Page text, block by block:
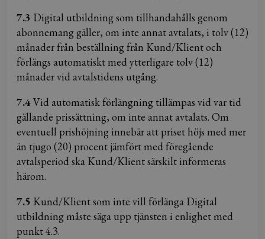
7.3 Digital utbildning som tillhandahålls genom
abonnemang gäller, om inte annat avtalats, i tolv (12)
månader från beställning från Kund/Klient och
förlängs automatiskt med ytterligare tolv (12)
månader vid avtalstidens utgång.
7.4Vid automatisk förlängning tillämpas vid var tid
gällande prissättning, om inte annat avtalats. Om
eventuell prishöjning innebär att priset höjs med mer
än tjugo (20) procent jämfört med föregående
avtalsperiod ska Kund/Klient särskilt informeras
härom.
7.5 Kund/Klient som inte vill förlänga Digital
utbildning måste säga upp tjänsten i enlighet med
punkt 4.3.